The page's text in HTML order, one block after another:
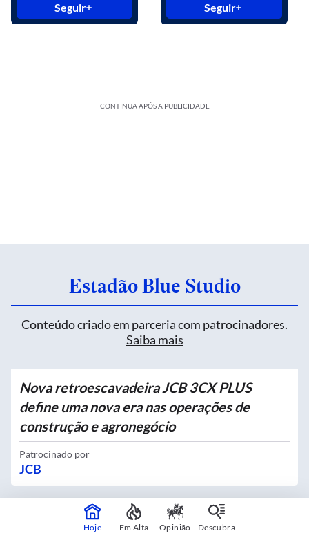
Seguir Seguir
CONTINUA APÓS A PUBLICIDADE
Estadão Blue Studio
Conteúdo criado em parceria com patrocinadores.
Saiba mais
Nova retroescavadeira JCB 3CX PLUS
define uma nova era nas operações de
construção e agronegócio
Patrocinado por
JCB
Quatro novos Bosques Urbanos recebem
Hoje Em Alta Opinião Descubra